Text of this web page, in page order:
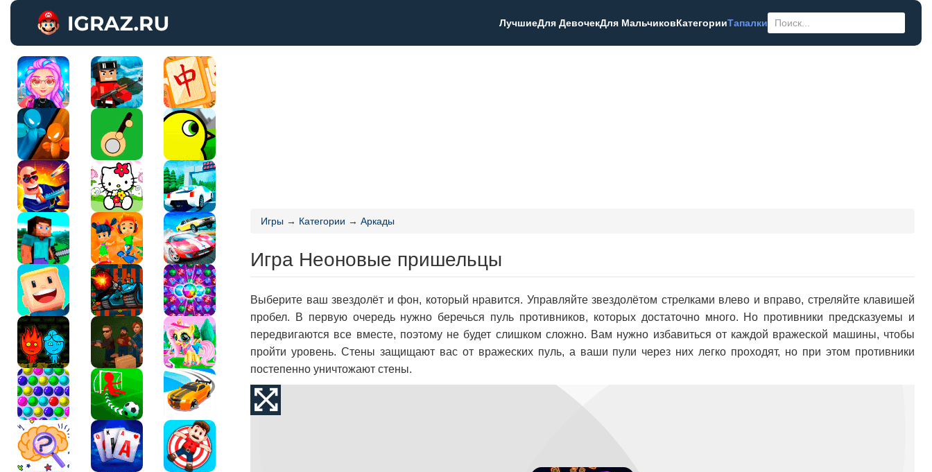
ЛучшиеДля ДевочекДля МальчиковКатегорииТапалки
Игры → Категории → Аркады
Игра Неоновые пришельцы
Выберите ваш звездолёт и фон, который нравится. Управляйте звездолётом стрелками влево и вправо, стреляйте клавишей
пробел. В первую очередь нужно беречься пуль противников, которых достаточно много. Но противники предсказуемы и
передвигаются все вместе, поэтому не будет слишком сложно. Вам нужно избавиться от каждой вражеской машины, чтобы
пройти уровень. Стены защищают вас от вражеских пуль, а ваши пули через них легко проходят, но при этом противники
постепенно уничтожают стены.